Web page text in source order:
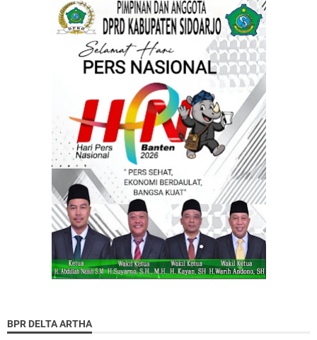
BPR DELTA ARTHA